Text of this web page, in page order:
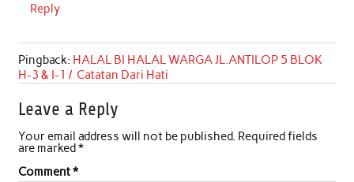
Reply
Pingback: HALAL BI HALAL WARGA JL.ANTILOP 5 BLOK
H-3 & I-1 / Catatan Dari Hati
Leave a Reply
Your email address will not be published. Required fields
are marked*
Comment*